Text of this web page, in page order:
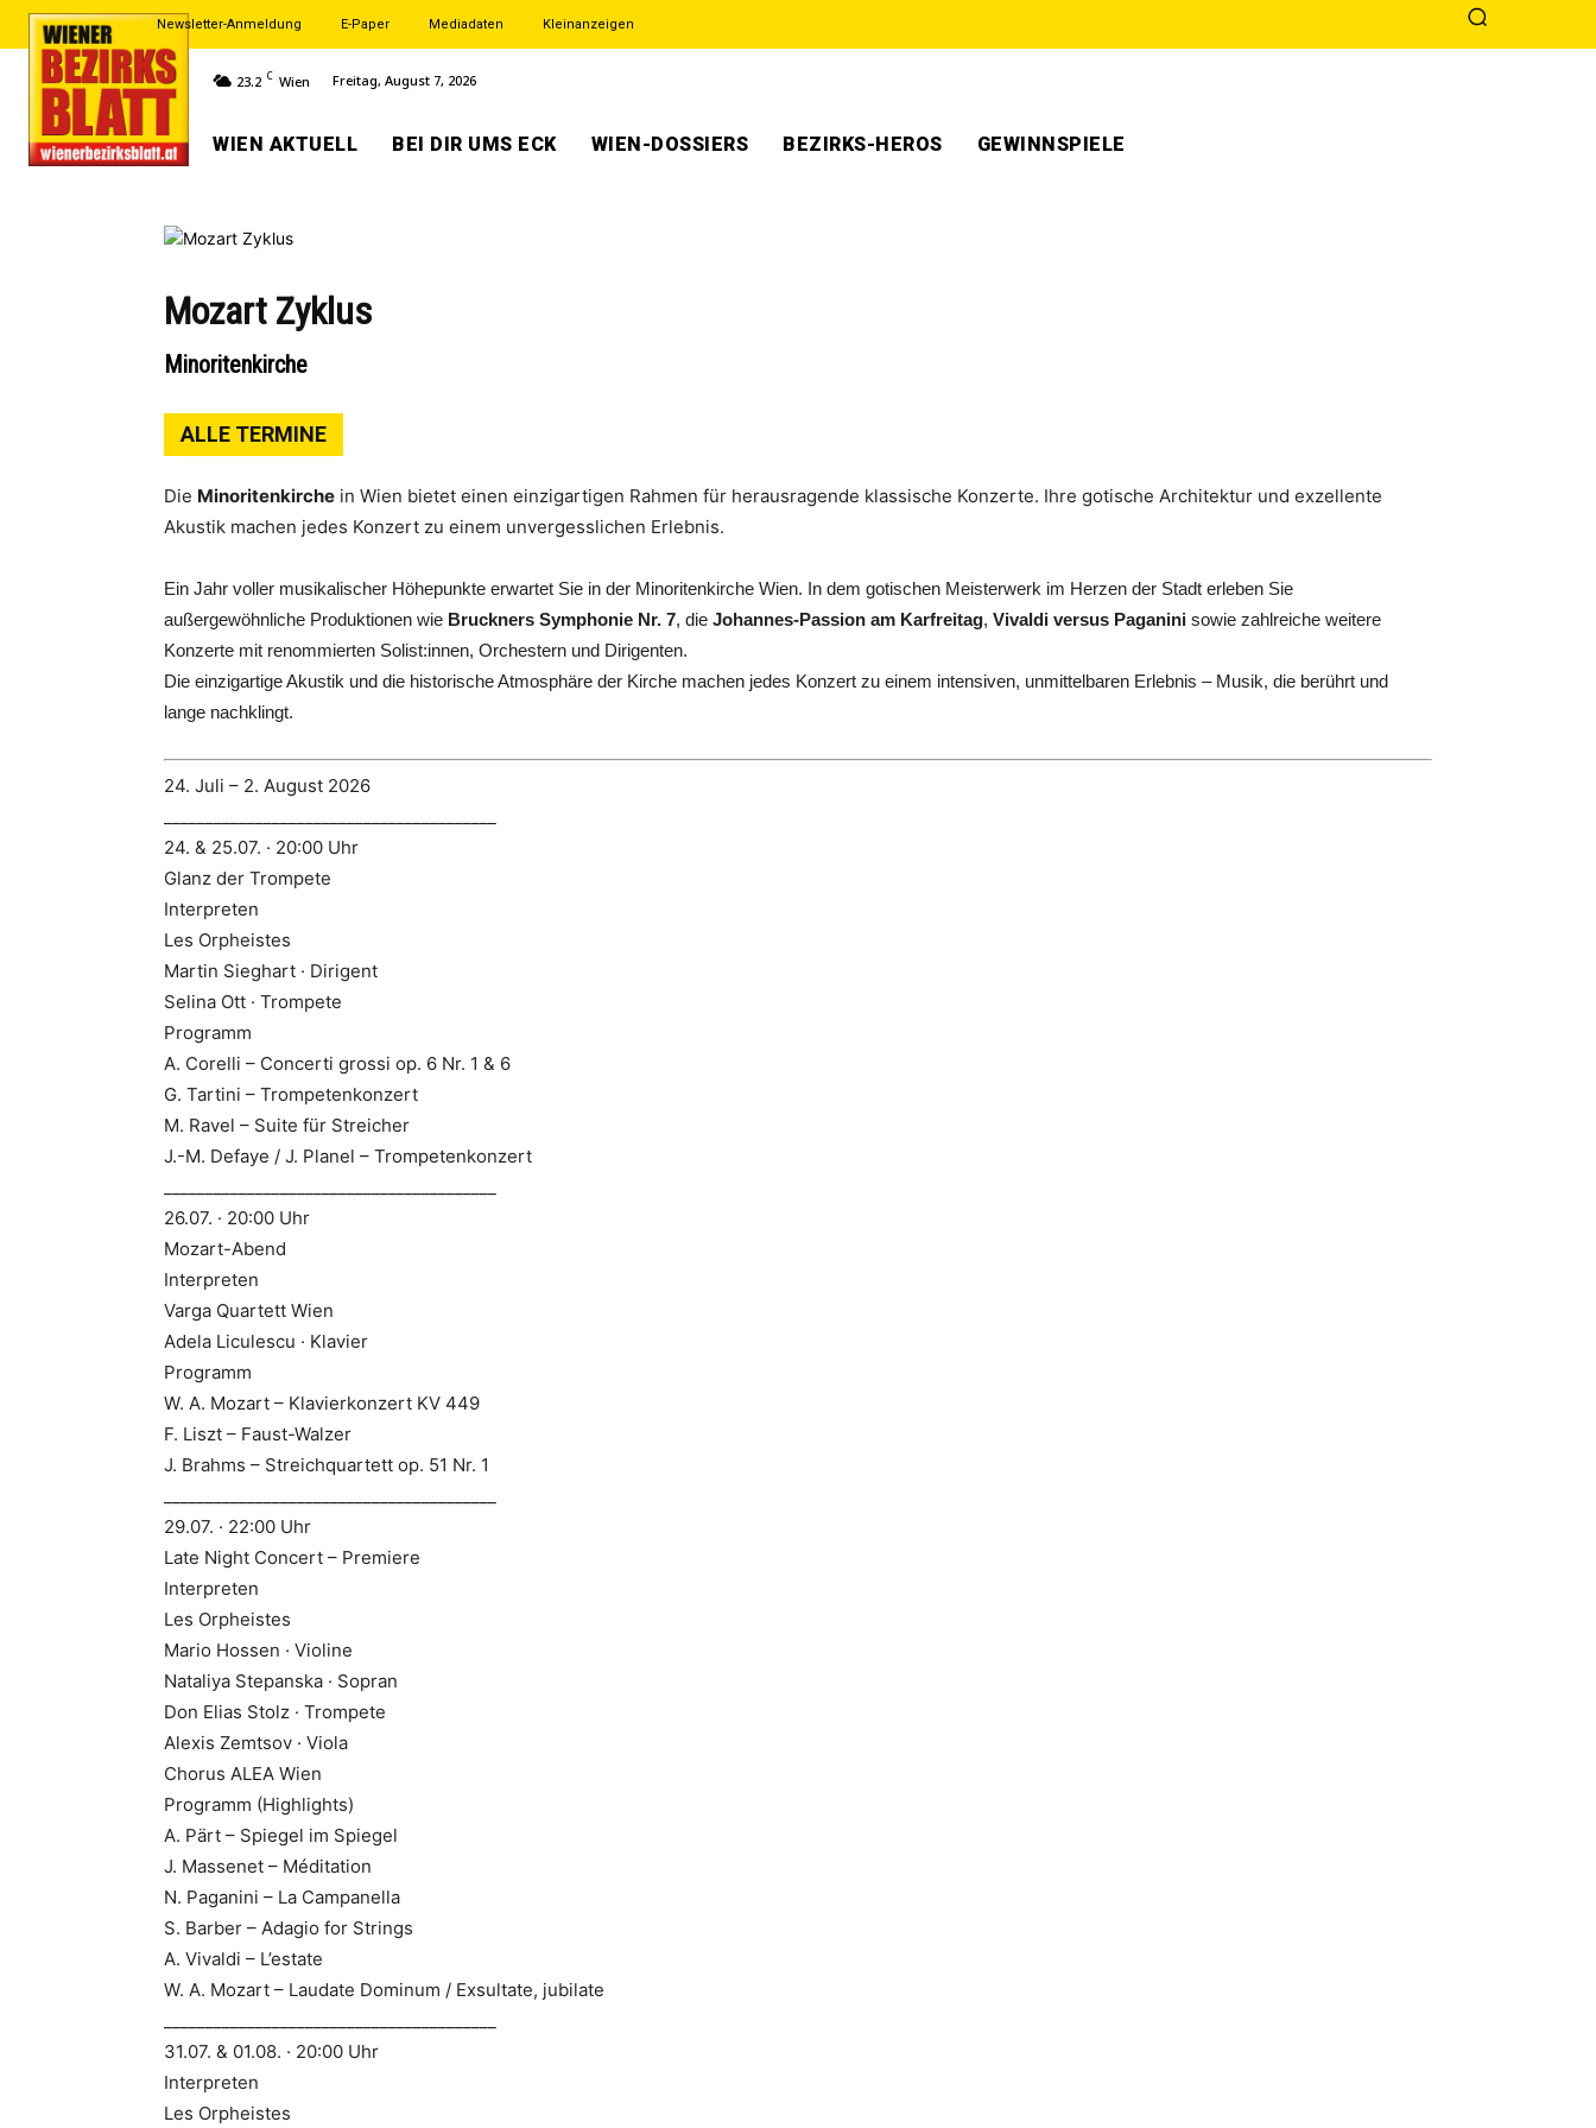
Newsletter-Anmeldung E-Paper Mediadaten Kleinanzeigen
23.2 C Wien Freitag, August 7, 2026
WIEN AKTUELL BEI DIR UMS ECK WIEN-DOSSIERS BEZIRKS-HEROS GEWINNSPIELE
Mozart Zyklus
Minoritenkirche
ALLE TERMINE
Die Minoritenkirche in Wien bietet einen einzigartigen Rahmen für herausragende klassische Konzerte. Ihre gotische Architektur und exzellente
Akustik machen jedes Konzert zu einem unvergesslichen Erlebnis.
Ein Jahr voller musikalischer Höhepunkte erwartet Sie in der Minoritenkirche Wien. In dem gotischen Meisterwerk im Herzen der Stadt erleben Sie
außergewöhnliche Produktionen wie Bruckners Symphonie Nr. 7, die Johannes-Passion am Karfreitag, Vivaldi versus Paganini sowie zahlreiche weitere
Konzerte mit renommierten Solist:innen, Orchestern und Dirigenten.
Die einzigartige Akustik und die historische Atmosphäre der Kirche machen jedes Konzert zu einem intensiven, unmittelbaren Erlebnis – Musik, die berührt und
lange nachklingt.
24. Juli – 2. August 2026
24. & 25.07. · 20:00 Uhr
Glanz der Trompete
Interpreten
Les Orpheistes
Martin Sieghart · Dirigent
Selina Ott · Trompete
Programm
A. Corelli – Concerti grossi op. 6 Nr. 1 & 6
G. Tartini – Trompetenkonzert
M. Ravel – Suite für Streicher
J.-M. Defaye / J. Planel – Trompetenkonzert
26.07. · 20:00 Uhr
Mozart-Abend
Interpreten
Varga Quartett Wien
Adela Liculescu · Klavier
Programm
W. A. Mozart – Klavierkonzert KV 449
F. Liszt – Faust-Walzer
J. Brahms – Streichquartett op. 51 Nr. 1
29.07. · 22:00 Uhr
Late Night Concert – Premiere
Interpreten
Les Orpheistes
Mario Hossen · Violine
Nataliya Stepanska · Sopran
Don Elias Stolz · Trompete
Alexis Zemtsov · Viola
Chorus ALEA Wien
Programm (Highlights)
A. Pärt – Spiegel im Spiegel
J. Massenet – Méditation
N. Paganini – La Campanella
S. Barber – Adagio for Strings
A. Vivaldi – L’estate
W. A. Mozart – Laudate Dominum / Exsultate, jubilate
31.07. & 01.08. · 20:00 Uhr
Interpreten
Les Orpheistes